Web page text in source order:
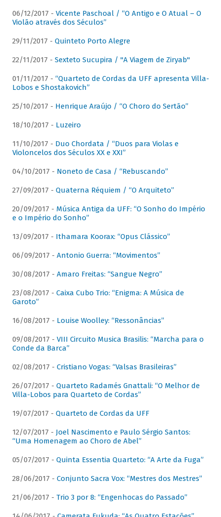
06/12/2017 - Vicente Paschoal / “O Antigo e O Atual – O
Violão através dos Séculos”
29/11/2017 - Quinteto Porto Alegre
22/11/2017 - Sexteto Sucupira / "A Viagem de Ziryab"
01/11/2017 - “Quarteto de Cordas da UFF apresenta Villa-
Lobos e Shostakovich”
25/10/2017 - Henrique Araújo / “O Choro do Sertão”
18/10/2017 - Luzeiro
11/10/2017 - Duo Chordata / “Duos para Violas e
Violoncelos dos Séculos XX e XXI”
04/10/2017 - Noneto de Casa / “Rebuscando”
27/09/2017 - Quaterna Réquiem / “O Arquiteto”
20/09/2017 - Música Antiga da UFF: “O Sonho do Império
e o Império do Sonho”
13/09/2017 - Ithamara Koorax: “Opus Clássico”
06/09/2017 - Antonio Guerra: “Movimentos”
30/08/2017 - Amaro Freitas: “Sangue Negro”
23/08/2017 - Caixa Cubo Trio: “Enigma: A Música de
Garoto”
16/08/2017 - Louise Woolley: “Ressonâncias”
09/08/2017 - VIII Circuito Musica Brasilis: “Marcha para o
Conde da Barca”
02/08/2017 - Cristiano Vogas: “Valsas Brasileiras”
26/07/2017 - Quarteto Radamés Gnattali: “O Melhor de
Villa-Lobos para Quarteto de Cordas”
19/07/2017 - Quarteto de Cordas da UFF
12/07/2017 - Joel Nascimento e Paulo Sérgio Santos:
“Uma Homenagem ao Choro de Abel”
05/07/2017 - Quinta Essentia Quarteto: “A Arte da Fuga”
28/06/2017 - Conjunto Sacra Vox: “Mestres dos Mestres”
21/06/2017 - Trio 3 por 8: “Engenhocas do Passado”